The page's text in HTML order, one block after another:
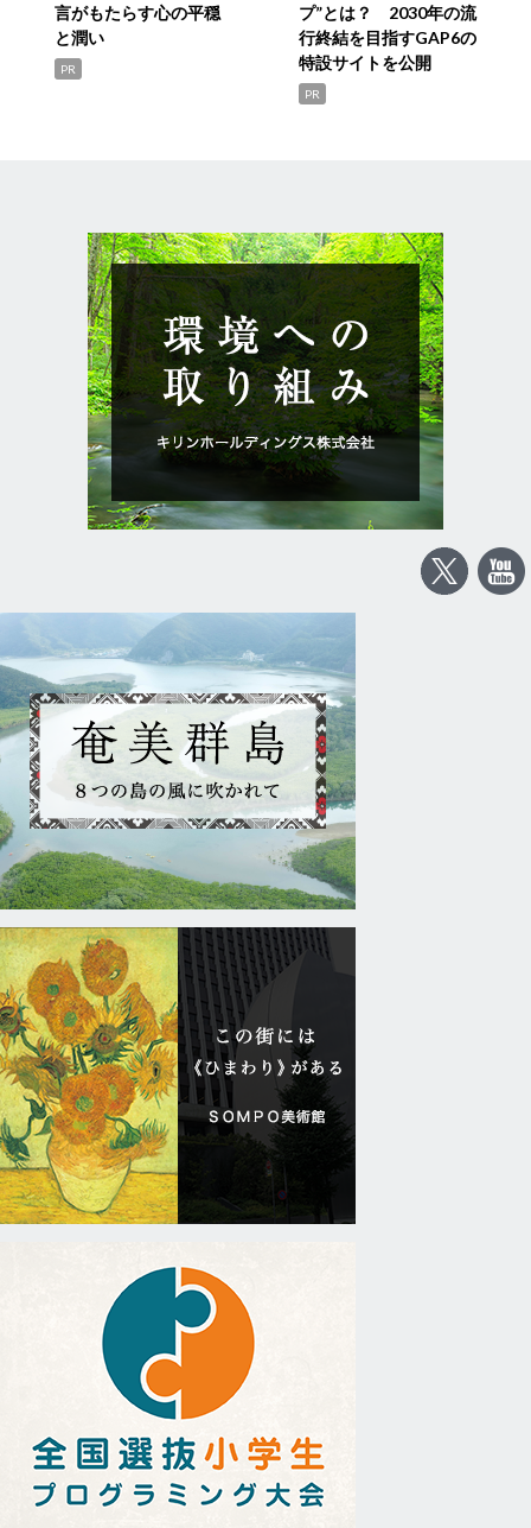
言がもたらす心の平穏
と潤い
PR
プ”とは？ 2030年の流
行終結を目指すGAP6の
特設サイトを公開
PR